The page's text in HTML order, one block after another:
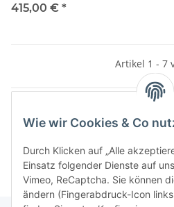
Wie wir Cookies & Co
Durch Klicken auf „Alle
Einsatz folgender Dienste auf
Vimeo, ReCaptcha. Sie können
ändern (Fingerabdruck-Icon
415,00 € *
Artikel 1 - 7